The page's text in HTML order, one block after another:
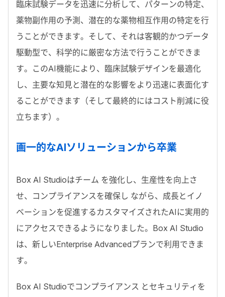
臨床試験データを迅速に分析して、パターンの特定、
薬物副作用の予測、潜在的な薬物相互作用の特定を行
うことができます。そして、それは客観的かつデータ
駆動型で、科学的に厳密な方法で行うことができま
す。このAI機能により、臨床試験デザインを最適化
し、主要な知見と潜在的な影響をより迅速に表面化す
ることができます（そして最終的にはコスト削減に役
立ちます）。
画一的なAIソリューションから卒業
Box AI Studioはチーム を強化し、生産性を向上さ
せ、コンプライアンスを確保し ながら、成長とイノ
ベーションを促進するカスタマイズされたAIに実用的
にアクセスできるようになりました。Box AI Studio
は、新しいEnterprise Advancedプランで利用できま
す。
Box AI Studioでコンプライアンス とセキュリティを